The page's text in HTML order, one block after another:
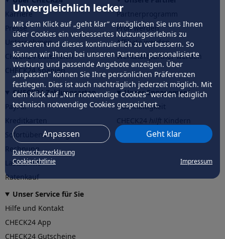
Unvergleichlich lecker
Mit dem Klick auf „geht klar” ermöglichen Sie uns Ihnen
über Cookies ein verbessertes Nutzungserlebnis zu
servieren und dieses kontinuierlich zu verbessern. So
können wir Ihnen bei unseren Partnern personalisierte
Werbung und passende Angebote anzeigen. Über
„anpassen” können Sie Ihre persönlichen Präferenzen
festlegen. Dies ist auch nachträglich jederzeit möglich. Mit
dem Klick auf „Nur notwendige Cookies” werden lediglich
technisch notwendige Cookies gespeichert.
Anpassen Geht klar
Datenschutzerklärung
Cookierichtlinie
Impressum
Karriere
Presse
Unternehmen
CHECK24 Österreich
CHECK24 Spanien
Partnerprogramm
Profi werden
Affiliate werden
Werkstattpartner werden
CHECK24 Zahlungsarten
PayPal
Sofortüberweisung
Rechnung
Lastschrift
Ratenkauf
Unser Engagement
Nachhaltigkeit
CHECK24hilftder Natur
Unser Service für Sie
Hilfe und Kontakt
CHECK24 App
CHECK24 Gutscheine